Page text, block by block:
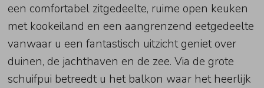
een comfortabel zitgedeelte, ruime open keuken
met kookeiland en een aangrenzend eetgedeelte
vanwaar u een fantastisch uitzicht geniet over
duinen, de jachthaven en de zee. Via de grote
schuifpui betreedt u het balkon waar het heerlijk